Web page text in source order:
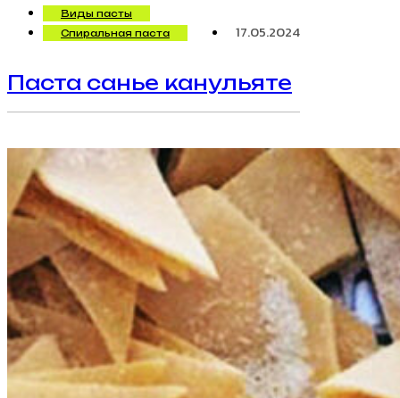
Виды пасты
Спиральная паста
17.05.2024
Паста санье канульяте